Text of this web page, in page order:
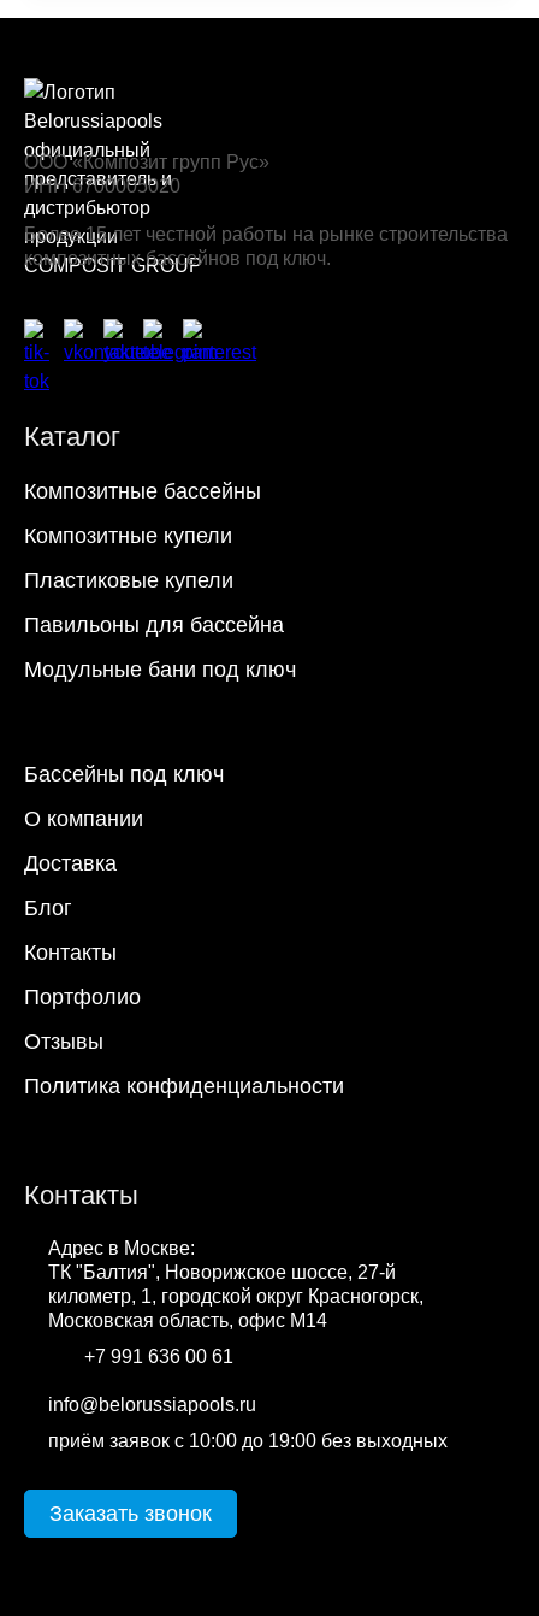
ООО «Композит групп Рус»
ИНН 6700005020
Более 15 лет честной работы на рынке строительства
композитных бассейнов под ключ.
Каталог
Композитные бассейны
Композитные купели
Пластиковые купели
Павильоны для бассейна
Модульные бани под ключ
Бассейны под ключ
О компании
Доставка
Блог
Контакты
Портфолио
Отзывы
Политика конфиденциальности
Контакты
Адрес в Москве:
ТК "Балтия", Новорижское шоссе, 27-й
километр, 1, городской округ Красногорск,
Московская область, офис М14
+7 991 636 00 61
info@belorussiapools.ru
приём заявок с 10:00 до 19:00 без выходных
Заказать звонок